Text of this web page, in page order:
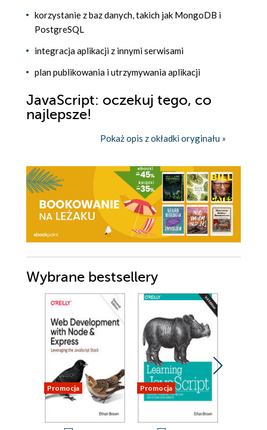
korzystanie z baz danych, takich jak MongoDB i
PostgreSQL
integracja aplikacji z innymi serwisami
plan publikowania i utrzymywania aplikacji
JavaScript: oczekuj tego, co
najlepsze!
Pokaż opis z okładki oryginału »
Wybrane bestsellery
Promocja Promocja